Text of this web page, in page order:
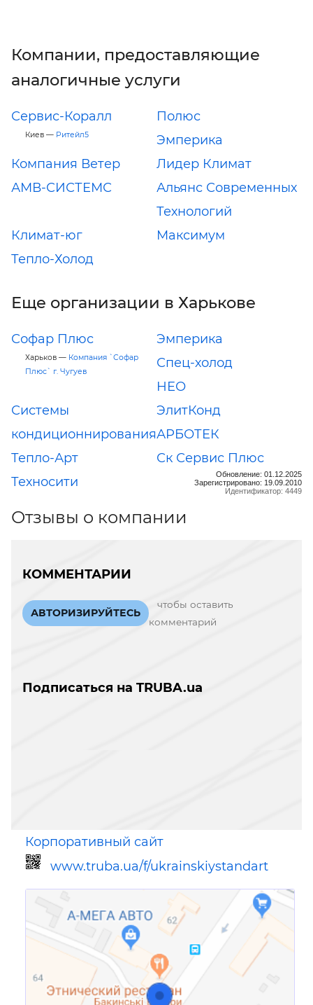
Компании, предоставляющие
аналогичные услуги
Сервис-Коралл
Киев — Ритейл5
Полюс
Эмперика
Компания Ветер
Лидер Климат
АМВ-СИСТЕМС
Альянс Современных
Технологий
Климат-юг
Максимум
Тепло-Холод
Еще организации в Харькове
Софар Плюс
Харьков — Компания `Софар
Плюс` г. Чугуев
Эмперика
Спец-холод
НЕО
Системы
кондиционнирования
ЭлитКонд
АРБОТЕК
Тепло-Арт
Ск Сервис Плюс
Техносити
Обновление: 01.12.2025
Зарегистрировано: 19.09.2010
Идентификатор: 4449
Отзывы о компании
КОММЕНТАРИИ
АВТОРИЗИРУЙТЕСЬ
чтобы оставить
комментарий
Подписаться на TRUBA.ua
Корпоративный сайт
www.truba.ua/f/ukrainskiystandart
Ссылка для мобильных устройств